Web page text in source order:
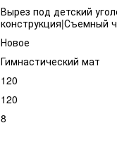
Вырез под детский
конструкция|Съемный
Новое
Гимнастический мат
120
120
8